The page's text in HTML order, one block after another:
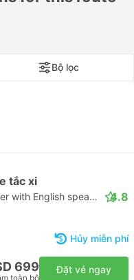
Bộ lọc
tắc xi
Daytrip private transfer with English speaking driver 4.8
Hủy miễn phí
699
toàn bộ
Đặt vé ngay